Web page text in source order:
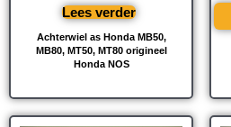
Achterwiel as Honda MB50,
MB80, MT50, MT80 origineel
Honda NOS
Lees verder